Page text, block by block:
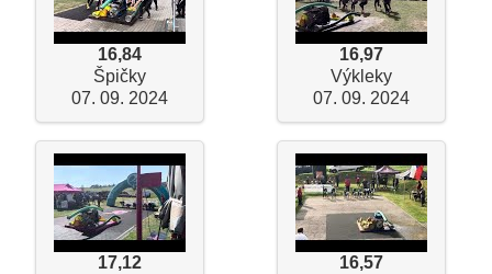
16,84
Špičky
07. 09. 2024
16,97
Výkleky
07. 09. 2024
17,12
16,57